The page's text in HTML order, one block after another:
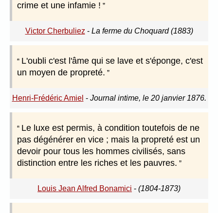
crime et une infamie !
Victor Cherbuliez - La ferme du Choquard (1883)
L'oubli c'est l'âme qui se lave et s'éponge, c'est
un moyen de propreté.
Henri-Frédéric Amiel - Journal intime, le 20 janvier 1876.
Le luxe est permis, à condition toutefois de ne
pas dégénérer en vice ; mais la propreté est un
devoir pour tous les hommes civilisés, sans
distinction entre les riches et les pauvres.
Louis Jean Alfred Bonamici - (1804-1873)